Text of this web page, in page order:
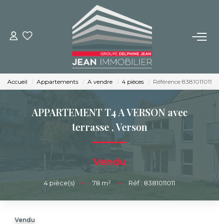
NOS BIENS
Achat
Location
BUREAUX ET COMMERCES
NOS SERVICES
Accueil Appartements A vendre 4 pièces Référence 8381011011
APPARTEMENT T4 A VERSON avec
terrasse ,Verson
Vendu
4 pièce(s) • 78 m² • Réf : 8381011011
Vendu